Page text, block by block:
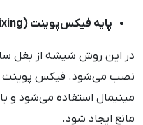
پایه فیکس‌پوینت (Point Fixing)
در این روش شیشه از بغل
نصب می‌شود. فیکس پوینت
مینیمال استفاده می‌شود و
مانع ایجاد شود.